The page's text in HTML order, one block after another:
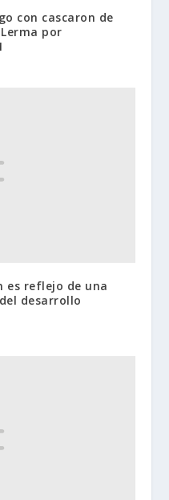
con cascaron de
por
es reflejo de una
desarrollo